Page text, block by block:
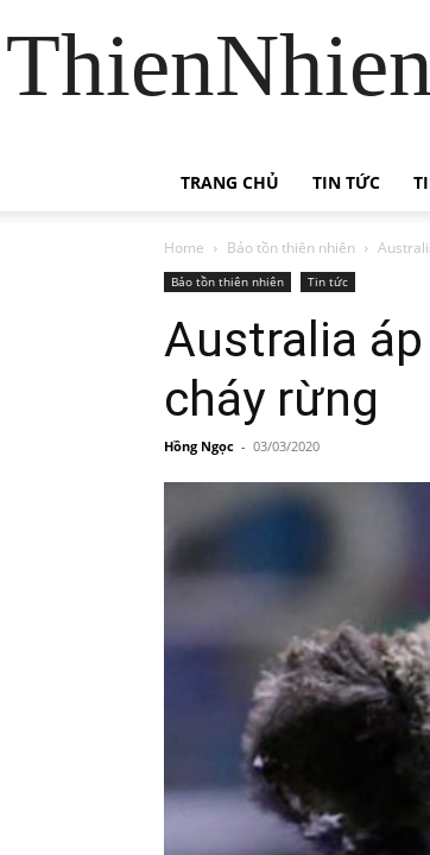
TRANG CHỦ TIN TỨC
Home Bảo tồn thiên nhiên
Bảo tồn thiên nhiên Tin tức
Australia
cháy rừng
Hồng Ngọc - 03/03/2020